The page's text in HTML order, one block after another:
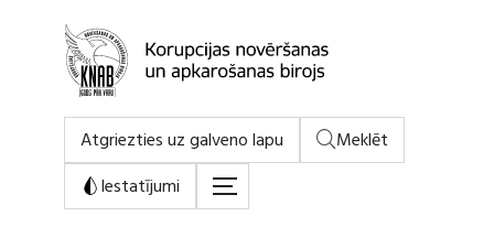
Atgriezties uz galveno lapu
Meklēt
Iestatījumi